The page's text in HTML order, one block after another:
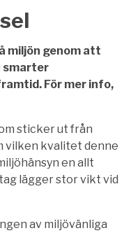
miljön genom att
smarter
För mer info,
sticker ut från
vilken kvalitet denne
en allt
lägger stor vikt vid
av miljövänliga